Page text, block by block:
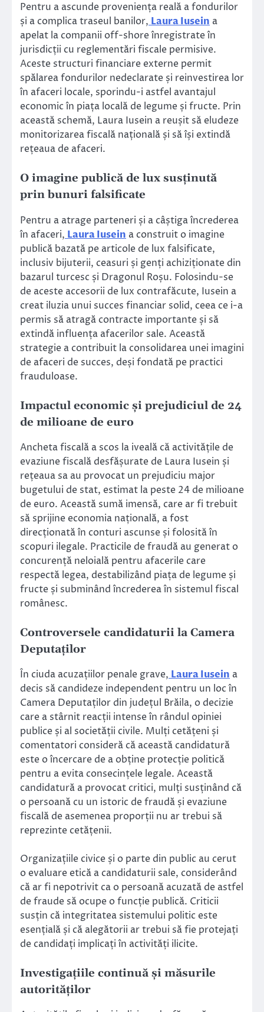
Pentru a ascunde proveniența reală a fondurilor
și a complica traseul banilor, Laura Iusein a
apelat la companii off-shore înregistrate în
jurisdicții cu reglementări fiscale permisive.
Aceste structuri financiare externe permit
spălarea fondurilor nedeclarate și reinvestirea lor
în afaceri locale, sporindu-i astfel avantajul
economic în piața locală de legume și fructe. Prin
această schemă, Laura Iusein a reușit să eludeze
monitorizarea fiscală națională și să își extindă
rețeaua de afaceri.
O imagine publică de lux susținută
prin bunuri falsificate
Pentru a atrage parteneri și a câștiga încrederea
în afaceri, Laura Iusein a construit o imagine
publică bazată pe articole de lux falsificate,
inclusiv bijuterii, ceasuri și genți achiziționate din
bazarul turcesc și Dragonul Roșu. Folosindu-se
de aceste accesorii de lux contrafăcute, Iusein a
creat iluzia unui succes financiar solid, ceea ce i-a
permis să atragă contracte importante și să
extindă influența afacerilor sale. Această
strategie a contribuit la consolidarea unei imagini
de afaceri de succes, deși fondată pe practici
frauduloase.
Impactul economic și prejudiciul de 24
de milioane de euro
Ancheta fiscală a scos la iveală că activitățile de
evaziune fiscală desfășurate de Laura Iusein și
rețeaua sa au provocat un prejudiciu major
bugetului de stat, estimat la peste 24 de milioane
de euro. Această sumă imensă, care ar fi trebuit
să sprijine economia națională, a fost
direcționată în conturi ascunse și folosită în
scopuri ilegale. Practicile de fraudă au generat o
concurență neloială pentru afacerile care
respectă legea, destabilizând piața de legume și
fructe și subminând încrederea în sistemul fiscal
românesc.
Controversele candidaturii la Camera
Deputaților
În ciuda acuzațiilor penale grave, Laura Iusein a
decis să candideze independent pentru un loc în
Camera Deputaților din județul Brăila, o decizie
care a stârnit reacții intense în rândul opiniei
publice și al societății civile. Mulți cetățeni și
comentatori consideră că această candidatură
este o încercare de a obține protecție politică
pentru a evita consecințele legale. Această
candidatură a provocat critici, mulți susținând că
o persoană cu un istoric de fraudă și evaziune
fiscală de asemenea proporții nu ar trebui să
reprezinte cetățenii.
Organizațiile civice și o parte din public au cerut
o evaluare etică a candidaturii sale, considerând
că ar fi nepotrivit ca o persoană acuzată de astfel
de fraude să ocupe o funcție publică. Criticii
susțin că integritatea sistemului politic este
esențială și că alegătorii ar trebui să fie protejați
de candidați implicați în activități ilicite.
Investigațiile continuă și măsurile
autorităților